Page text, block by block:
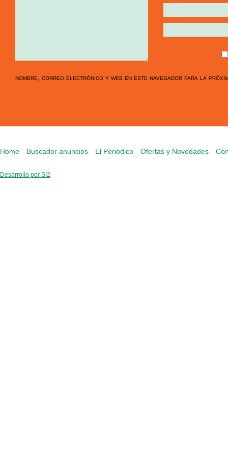
nombre, correo electrónico y web en este navegador para la
Home Buscador anuncios El Periódico Ofertas y Novedades
Desarrollo por SI2